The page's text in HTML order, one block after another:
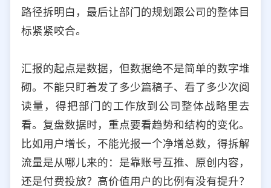
路径拆明白，最后让部门的规划跟公司的整体目
标紧紧咬合。
汇报的起点是数据，但数据绝不是简单的数字堆
砌。不能只盯着发了多少篇稿子、看了多少次阅
读量，得把部门的工作放到公司整体战略里去
看。复盘数据时，重点要看趋势和结构的变化。
比如用户增长，不能光报一个净增总数，得拆解
流量是从哪儿来的：是靠账号互推、原创内容，
还是付费投放？高价值用户的比例有没有提升？